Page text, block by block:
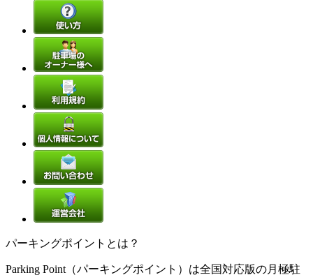
パーキングポイントとは？
Parking Point（パーキングポイント）は全国対応版の月極駐